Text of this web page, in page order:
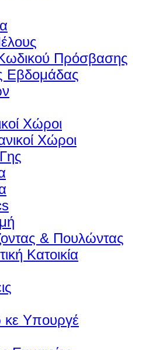
Πρόσβασης
Εβδομάδας
Χώροι
Χώροι
& Πουλώντας
Κατοικία
κε Υπουργέ